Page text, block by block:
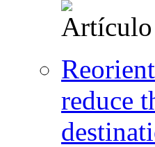
reduce